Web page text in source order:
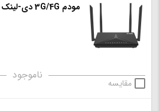
مودم 3G/4G دی-لینک مدل M920
ناموجود
مقایسه